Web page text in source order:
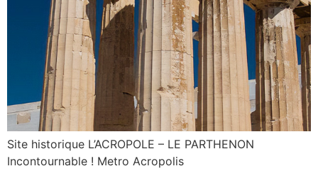
Site historique L’ACROPOLE – LE PARTHENON
Incontournable ! Metro Acropolis